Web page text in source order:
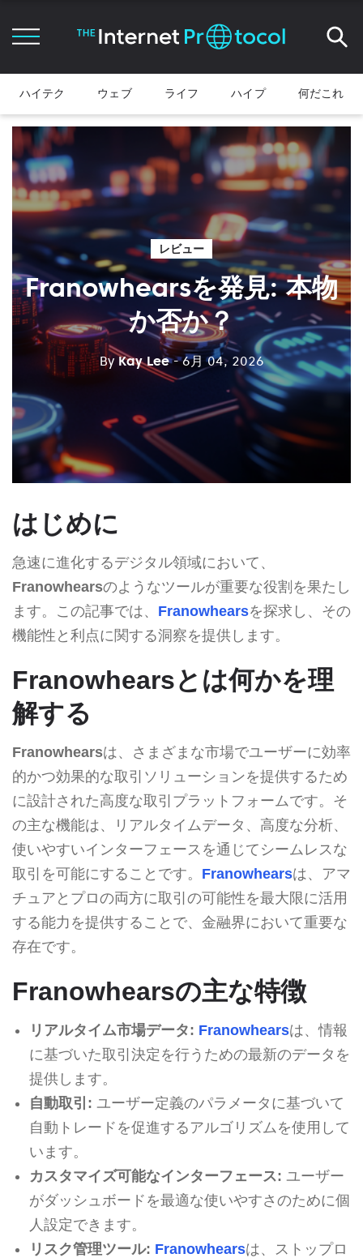
ハイテク ウェブ ライフ ハイプ 何だこれ
レビュー
Franowhearsを発見: 本物
か否か？
ByKay Lee - 6月 04, 2026
はじめに
急速に進化するデジタル領域において、
Franowhearsのようなツールが重要な役割を果たし
ます。この記事では、 Franowhearsを探求し、その
機能性と利点に関する洞察を提供します。
Franowhearsとは何かを理
解する
Franowhearsは、さまざまな市場でユーザーに効率
的かつ効果的な取引ソリューションを提供するため
に設計された高度な取引プラットフォームです。そ
の主な機能は、リアルタイムデータ、高度な分析、
使いやすいインターフェースを通じてシームレスな
取引を可能にすることです。 Franowhearsは、アマ
チュアとプロの両方に取引の可能性を最大限に活用
する能力を提供することで、金融界において重要な
存在です。
Franowhearsの主な特徴
リアルタイム市場データ: Franowhearsは、情報
に基づいた取引決定を行うための最新のデータを
提供します。
自動取引: ユーザー定義のパラメータに基づいて
自動トレードを促進するアルゴリズムを使用して
います。
カスタマイズ可能なインターフェース: ユーザー
がダッシュボードを最適な使いやすさのために個
人設定できます。
リスク管理ツール: Franowhearsは、ストップロ